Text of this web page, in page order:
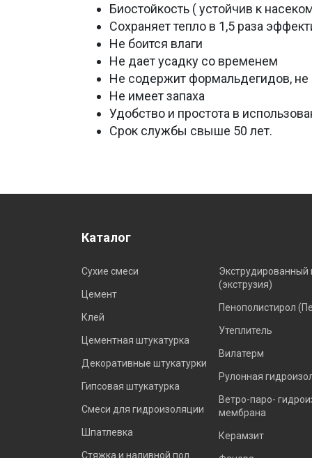
Биостойкость ( устойчив к
Сохраняет тепло в 1,5 раза
Не боится влаги
Не дает усадку со временем
Не содержит формальдегидов,
Не имеет запаха
Удобство и простота в
Срок службы свыше 50 лет.
Каталог
Сухие смеси
Цемент
Клей
Цементная штукатурка
Декоративные штукатурки
Гипсовая штукатурка
Смеси для гидроизоляции
Шпатлевка
Стяжка и наливной пол
Экструдированный
(экструзия)
Пенополистирол
Утеплитель
Вилатерм
Рулонная
Ветро-паро-
мембрана
Керамзит